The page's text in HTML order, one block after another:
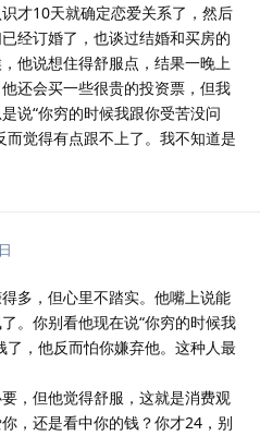
才10天就确定恋爱关系了，然后
经订婚了，也谈过结婚和买房的
他说想住得舒服点，结果一晚上
还会买一些很贵的投资票，但我
说“你穷的时候我跟你受苦没问
而觉得有点跟不上了。我不知道是
多，但心里不踏实。他嘴上说能
。你别看他现在说“你穷的时候我
了，他反而怕你嫌弃他。这种人最
，但他觉得舒服，这就是消费观
，还是看中你的钱？你才24，别